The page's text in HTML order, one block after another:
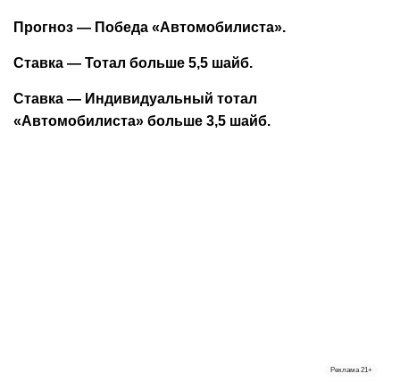
Прогноз — Победа «Автомобилиста».
Ставка — Тотал больше 5,5 шайб.
Ставка — Индивидуальный тотал
«Автомобилиста» больше 3,5 шайб.
Реклама 21+